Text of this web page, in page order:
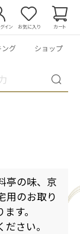
イン お気に入り カート
ング ショップ
亭の味、京
用のお取り
す。
さい。